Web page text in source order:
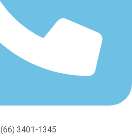
(66) 3401-1345